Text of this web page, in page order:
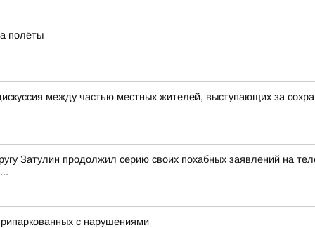
полёты
между частью местных жителей, выступающих за
Затулин продолжил серию своих похабных заявлений на
с нарушениями